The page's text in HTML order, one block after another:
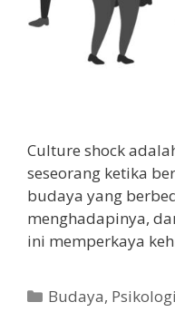
Culture shock
seseorang ketika
budaya yang
menghadapinya,
ini memperkaya
Kategori
Budaya, Psikologi